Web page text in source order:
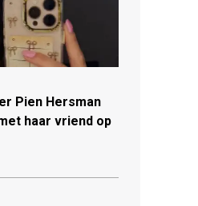
Pien Hersman
haar vriend op